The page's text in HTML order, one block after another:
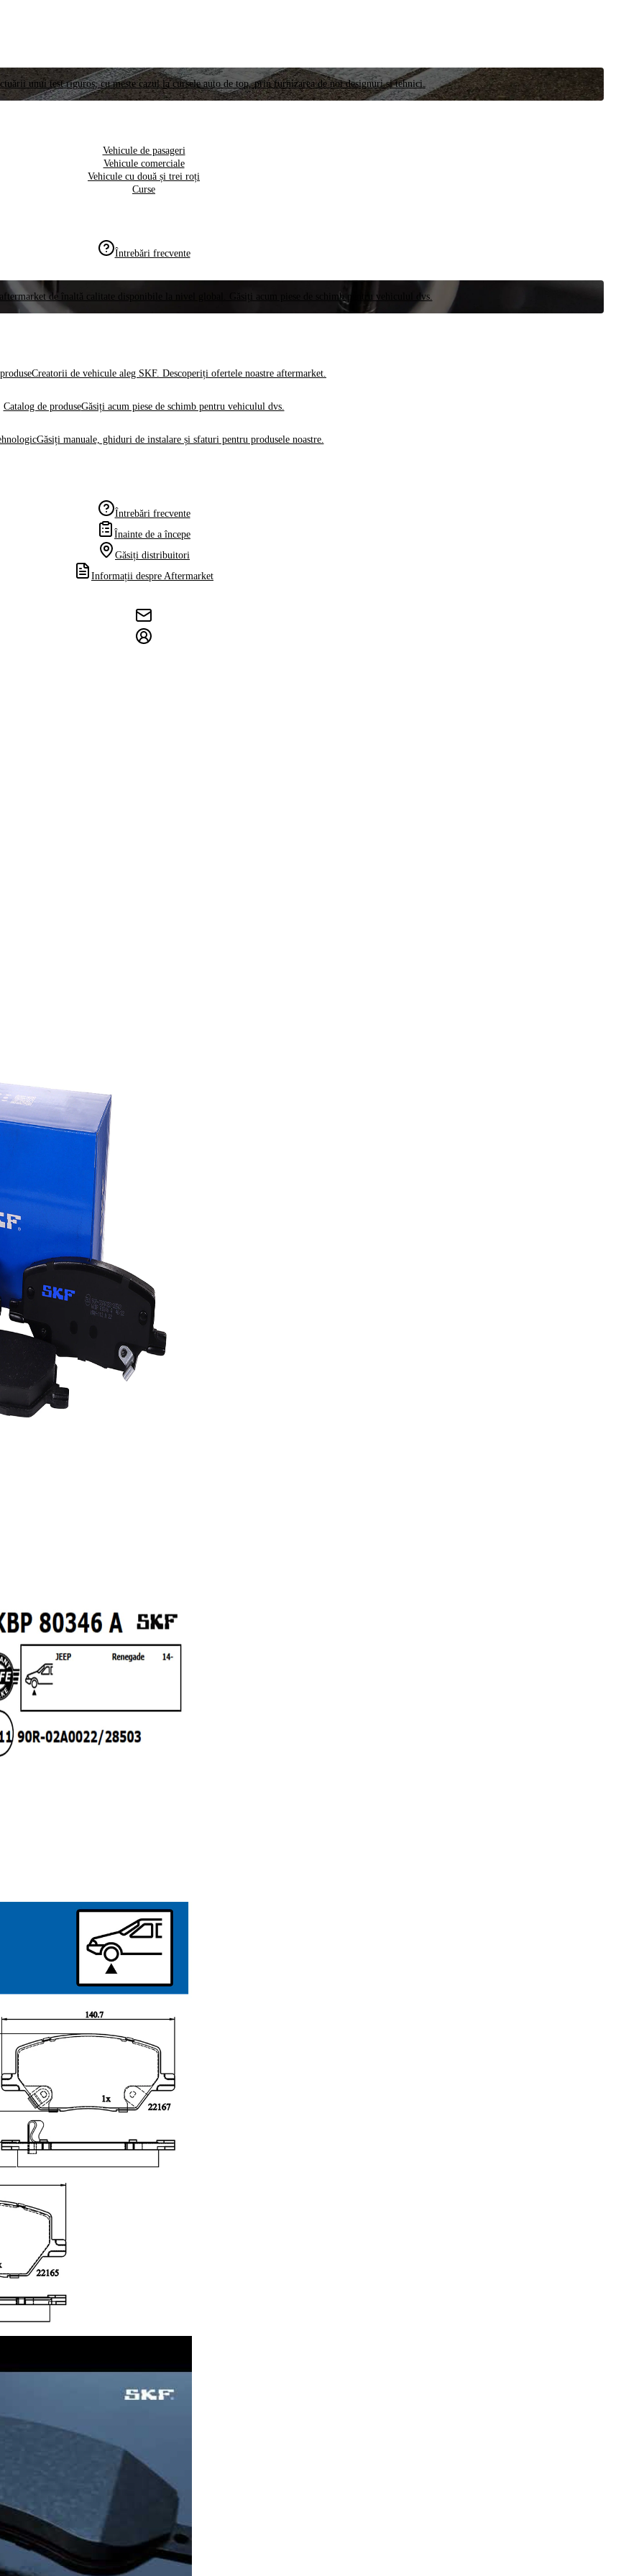
unui test riguros, cu meste cazul la cursele auto de top, prin furnizarea de noi designuri și tehnici.
Vehicule de pasageri
Vehicule comerciale
Vehicule cu două și trei roți
Curse
Întrebări frecvente
de înaltă calitate disponibile la nivel global. Găsiți acum piese de schimb pentru vehiculul dvs.
Creatorii de vehicule aleg SKF. Descoperiți ofertele noastre aftermarket.
Catalog de produseGăsiți acum piese de schimb pentru vehiculul dvs.
Găsiți manuale, ghiduri de instalare și sfaturi pentru produsele noastre.
Întrebări frecvente
Înainte de a începe
Găsiți distribuitori
Informații despre Aftermarket